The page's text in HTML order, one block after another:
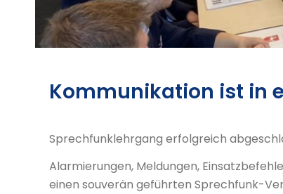
Kommunikation ist in
Sprechfunklehrgang erfolgreich
Alarmierungen, Meldungen,
einen souverän geführten Sprechfunk-